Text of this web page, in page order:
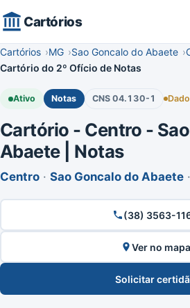
Cartórios
Cartórios MG Sao Goncalo do Abaete
Cartório do 2º Ofício de Notas
Ativo Notas CNS 04.130-1
Cartório - Centro -
Abaete | Notas
Centro · Sao Goncalo do Abaete ·
(38) 3563-
Ver no mapa
Solicitar